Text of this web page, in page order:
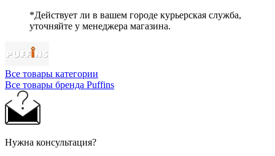
*Действует ли в вашем городе курьерская служба,
уточняйте у менеджера магазина.
Все товары категории
Все товары бренда Puffins
Нужна консультация?